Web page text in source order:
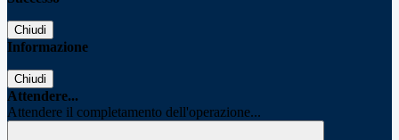
Chiudi
Informazione
Chiudi
Attendere...
Attendere il completamento dell'operazione...